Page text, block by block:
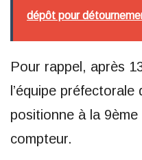
dépôt pour
Pour rappel, après
l’équipe
positionne à la
compteur.